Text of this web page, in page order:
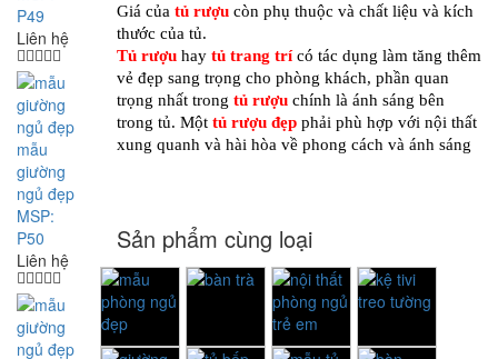
P49
Liên hệ
mẫu
giường
ngủ đẹp
MSP:
P50
Liên hệ
Giá của tủ rượucòn phụ thuộc và chất liệu và kích
thước của tủ.
Tủ rượu hay tủ trang trí có tác dụng làm tăng thêm
vẻ đẹp sang trọng cho phòng khách, phần quan
trọng nhất trong tủ rượuchính là ánh sáng bên
trong tủ. Một tủ rượu đẹpphải phù hợp với nội thất
xung quanh và hài hòa về phong cách và ánh sáng
Sản phẩm cùng loại